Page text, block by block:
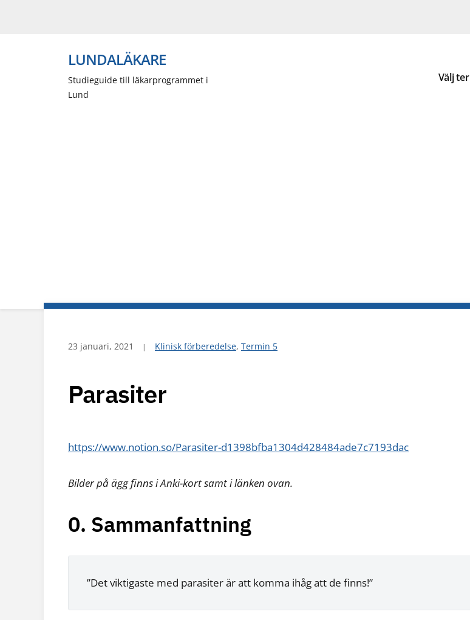
LUNDALÄKARE
Studieguide till läkarprogrammet i
Lund
Välj
23 januari, 2021 Klinisk förberedelse, Termin 5
Parasiter
https://www.notion.so/Parasiter-d1398bfba1304d428484ade7c7193dac
Bilder på ägg finns i Anki-kort samt i länken ovan.
0. Sammanfattning
”Det viktigaste med parasiter är att komma ihåg att de finns!”